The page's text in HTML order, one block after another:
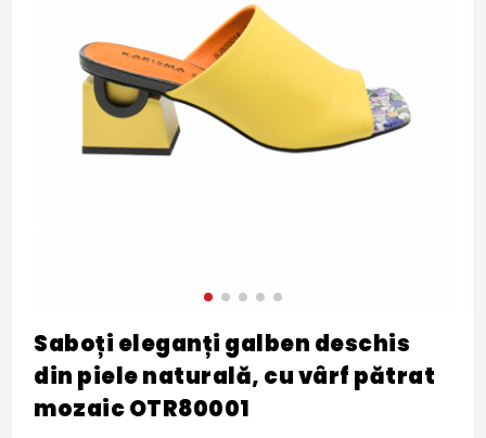
Saboți eleganți galben deschis
din piele naturală, cu vârf pătrat
mozaic OTR80001